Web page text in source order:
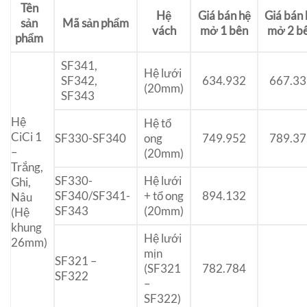
Tên
sản
phẩm
Mã sản phẩm
Hệ
vách
Giá bán hệ
mở 1 bên
Giá bán
mở 2
Hệ
CiCi 1
–
Trắng,
Ghi,
Nâu
(Hệ
khung
26mm)
SF341,
SF342,
SF343
Hệ lưới
(20mm)
634.932
SF330-SF340
Hệ tổ
ong
(20mm)
749.952
SF330-
SF340/SF341-
SF343
Hệ lưới
+ tổ ong
(20mm)
894.132
SF321 –
SF322
Hệ lưới
mịn
(SF321
–
SF322)
782.784